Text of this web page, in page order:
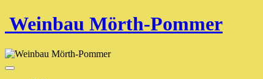
Weinbau Mörth-Pommer